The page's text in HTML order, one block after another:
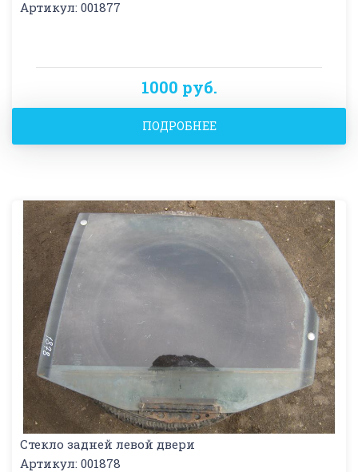
Артикул: 001877
1000 руб.
ПОДРОБНЕЕ
Стекло задней левой двери
Артикул: 001878